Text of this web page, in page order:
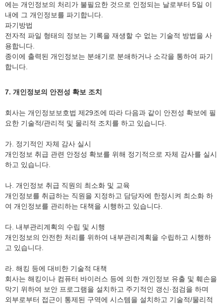
에는 개인정보의 처리가 불필요한 것으로 인정되는 날로부터 5일 이
내에 그 개인정보를 파기합니다.
파기방법
전자적 파일 형태의 정보는 기록을 재생할 수 없는 기술적 방법을 사
용합니다.
종이에 출력된 개인정보는 분쇄기로 분쇄하거나 소각을 통하여 파기
합니다.
7. 개인정보의 안전성 확보 조치
회사는 개인정보보호법 제29조에 따라 다음과 같이 안전성 확보에 필
요한 기술적/관리적 및 물리적 조치를 하고 있습니다.
가. 정기적인 자체 감사 실시
개인정보 취급 관련 안정성 확보를 위해 정기적으로 자체 감사를 실시
하고 있습니다.
나. 개인정보 취급 직원의 최소화 및 교육
개인정보를 취급하는 직원을 지정하고 담당자에 한정시켜 최소화 하
여 개인정보를 관리하는 대책을 시행하고 있습니다.
다. 내부관리계획의 수립 및 시행
개인정보의 안전한 처리를 위하여 내부관리계획을 수립하고 시행하
고 있습니다.
라. 해킹 등에 대비한 기술적 대책
회사는 해킹이나 컴퓨터 바이러스 등에 의한 개인정보 유출 및 훼손을
막기 위하여 보안 프로그램을 설치하고 주기적인 갱신·점검을 하며
외부로부터 접근이 통제된 구역에 시스템을 설치하고 기술적/물리적